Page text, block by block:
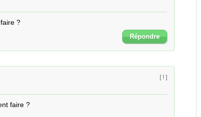
?
Répondre
[ ! ]
faire ?